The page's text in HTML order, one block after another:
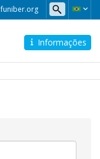
funiber.org
Informações